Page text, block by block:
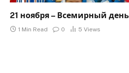
21 ноября – Всемирный
1 Min Read 0 5 Views